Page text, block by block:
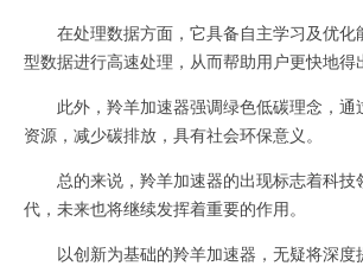
在处理数据方面，它具备自主学习及优化
型数据进行高速处理，从而帮助用户更快地得
此外，羚羊加速器强调绿色低碳理念，通
资源，减少碳排放，具有社会环保意义。
总的来说，羚羊加速器的出现标志着科技
代，未来也将继续发挥着重要的作用。
以创新为基础的羚羊加速器，无疑将深度